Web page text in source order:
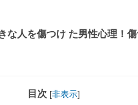
な人を傷つけ た男性心理！
目次 [非表示]